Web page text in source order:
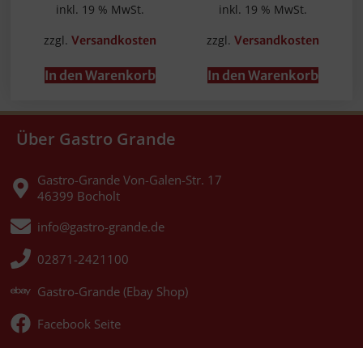
inkl. 19 % MwSt.
zzgl.Versandkosten
In den Warenkorb
inkl. 19 % MwSt.
zzgl. Versandkosten
In den Warenkorb
Über Gastro Grande
Gastro-Grande Von-Galen-Str. 17
46399 Bocholt
info@gastro-grande.de
02871-2421100
Gastro-Grande (Ebay Shop)
Facebook Seite